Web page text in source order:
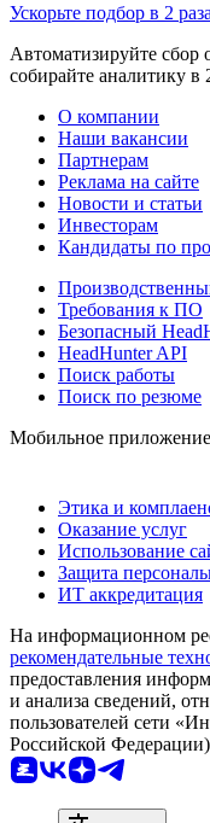
Ускорьте подбор в 2
Автоматизируйте сбор
собирайте аналитику в
О компании
Наши вакансии
Партнерам
Реклама на сайте
Новости и статьи
Инвесторам
Кандидаты по
Требования к ПО
Безопасный
HeadHunter API
Поиск работы
Поиск по резюме
Мобильное приложение
Этика и
Оказание услуг
Использование
Защита
ИТ аккредитация
На информационном
рекомендательные
предоставления
и анализа сведений,
пользователей сети
Российской Федерации)